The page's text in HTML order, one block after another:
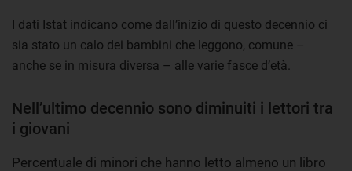
I dati Istat indicano come dall’inizio di questo decennio ci
sia stato un calo dei bambini che leggono, comune –
anche se in misura diversa – alle varie fasce d’età.
Nell’ultimo decennio sono diminuiti i lettori tra
i giovani
Percentuale di minori che hanno letto almeno un libro